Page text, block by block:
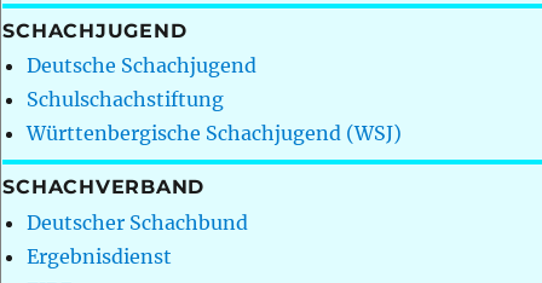
SCHACHJUGEND
Deutsche Schachjugend
Schulschachstiftung
Württenbergische Schachjugend (WSJ)
SCHACHVERBAND
Deutscher Schachbund
Ergebnisdienst